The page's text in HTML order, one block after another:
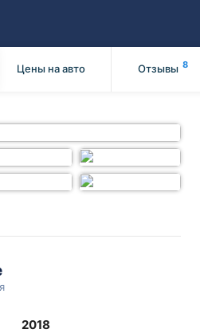
Цены на авто Отзывы 8
2018